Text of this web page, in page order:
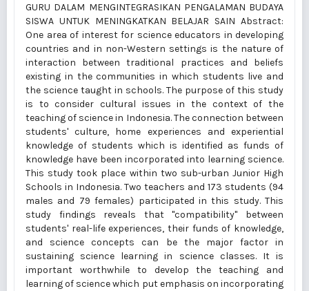
GURU DALAM MENGINTEGRASIKAN PENGALAMAN BUDAYA
SISWA UNTUK MENINGKATKAN BELAJAR SAIN Abstract:
One area of interest for science educators in developing
countries and in non-Western settings is the nature of
interaction between traditional practices and beliefs
existing in the communities in which students live and
the science taught in schools. The purpose of this study
is to consider cultural issues in the context of the
teaching of science in Indonesia. The connection between
students' culture, home experiences and experiential
knowledge of students which is identified as funds of
knowledge have been incorporated into learning science.
This study took place within two sub-urban Junior High
Schools in Indonesia. Two teachers and 173 students (94
males and 79 females) participated in this study. This
study findings reveals that "compatibility" between
students' real-life experiences, their funds of knowledge,
and science concepts can be the major factor in
sustaining science learning in science classes. It is
important worthwhile to develop the teaching and
learning of science which put emphasis on incorporating